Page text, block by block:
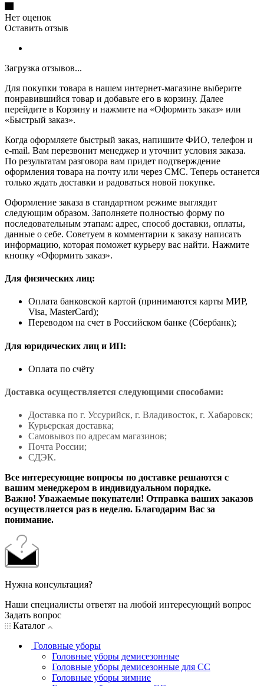
Нет оценок
Оставить отзыв
Загрузка отзывов...
Для покупки товара в нашем интернет-магазине выберите
понравившийся товар и добавьте его в корзину. Далее
перейдите в Корзину и нажмите на «Оформить заказ» или
«Быстрый заказ».
Когда оформляете быстрый заказ, напишите ФИО, телефон и
e-mail. Вам перезвонит менеджер и уточнит условия заказа.
По результатам разговора вам придет подтверждение
оформления товара на почту или через СМС. Теперь останется
только ждать доставки и радоваться новой покупке.
Оформление заказа в стандартном режиме выглядит
следующим образом. Заполняете полностью форму по
последовательным этапам: адрес, способ доставки, оплаты,
данные о себе. Советуем в комментарии к заказу написать
информацию, которая поможет курьеру вас найти. Нажмите
кнопку «Оформить заказ».
Для физических лиц:
Оплата банковской картой (принимаются карты МИР,
Visa, MasterCard);
Переводом на счет в Российском банке (Сбербанк);
Для юридических лиц и ИП:
Оплата по счёту
Доставка осуществляется следующими способами:
Доставка по г. Уссурийск, г. Владивосток, г. Хабаровск;
Курьерская доставка;
Самовывоз по адресам магазинов;
Почта России;
СДЭК.
Все интересующие вопросы по доставке решаются с
вашим менеджером в индивидуальном порядке.
Важно! Уважаемые покупатели! Отправка ваших заказов
осуществляется раз в неделю. Благодарим Вас за
понимание.
Нужна консультация?
Наши специалисты ответят на любой интересующий вопрос
Задать вопрос
Каталог
Головные уборы
Головные уборы демисезонные
Головные уборы демисезонные для СС
Головные уборы зимние